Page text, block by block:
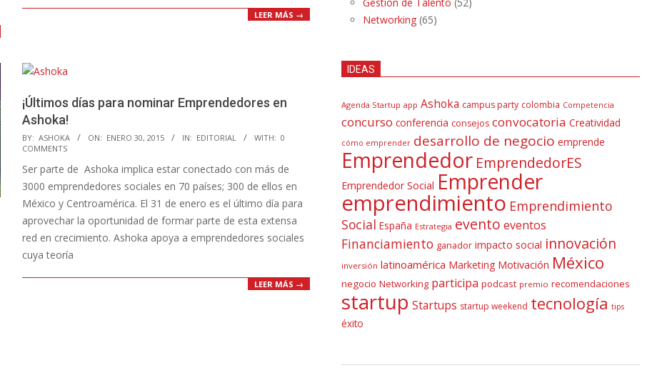
LEER MÁS →
¡Últimos días para nominar Emprendedores en
Ashoka!
2015-
01-
30
BY: ASHOKA ON: ENERO 30, 2015 IN: EDITORIAL WITH: 0
COMMENTS
Ser parte de Ashoka implica estar conectado con más de
3000 emprendedores sociales en 70 países; 300 de ellos en
México y Centroamérica. El 31 de enero es el último día para
aprovechar la oportunidad de formar parte de esta extensa
red en crecimiento. Ashoka apoya a emprendedores sociales
cuya teoría
LEER MÁS →
Networking (65)
IDEAS
Agenda Startup app Ashoka campus party colombia Competencia
concurso conferencia consejos convocatoria Creatividad
cómo emprender desarrollo de negocio emprende
Emprendedor EmprendedorES
Emprendedor Social Emprender
emprendimiento Emprendimiento
Social España Estrategia evento eventos
Financiamiento ganador impacto social innovación
inversión latinoamérica Marketing Motivación México
negocio Networking participa podcast premio recomendaciones
startup Startups startup weekend tecnología tips
éxito